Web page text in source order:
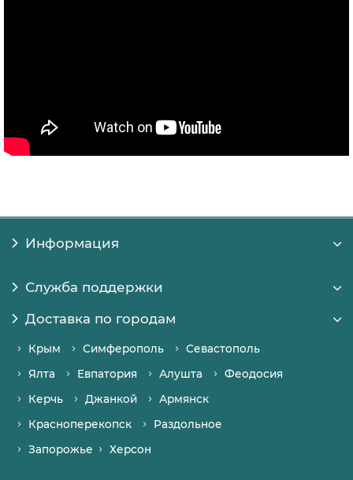
Информация
Служба поддержки
Доставка по городам
Крым Симферополь
Севастополь
Ялта
Евпатория Алушта
Феодосия
Керчь
Джанкой
Армянск
Красноперекопск
Раздольное
Запорожье
Херсон